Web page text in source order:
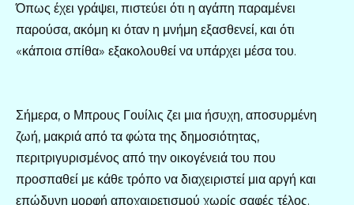
Όπως έχει γράψει, πιστεύει ότι η αγάπη παραμένει
παρούσα, ακόμη κι όταν η μνήμη εξασθενεί, και ότι
«κάποια σπίθα» εξακολουθεί να υπάρχει μέσα του.
Σήμερα, ο Μπρους Γουίλις ζει μια ήσυχη, αποσυρμένη
ζωή, μακριά από τα φώτα της δημοσιότητας,
περιτριγυρισμένος από την οικογένειά του που
προσπαθεί με κάθε τρόπο να διαχειριστεί μια αργή και
επώδυνη μορφή αποχαιρετισμού χωρίς σαφές τέλος.